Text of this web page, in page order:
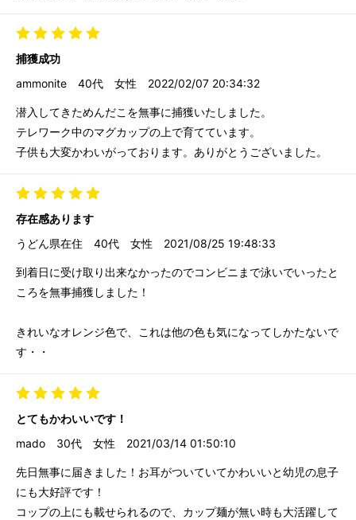
捕獲成功
ammonite
40代 女性 2022/02/07 20:34:32
潜入してきためんだこを無事に捕獲いたしました。
テレワーク中のマグカップの上で育てています。
子供も大変かわいがっております。ありがとうございました。
存在感あります
うどん県在住
40代 女性 2021/08/25 19:48:33
到着日に受け取り出来なかったのでコンビニまで泳いでいったと
ころを無事捕獲しました！
きれいなオレンジ色で、これは他の色も気になってしかたないで
す・・
とてもかわいいです！
mado
30代 女性 2021/03/14 01:50:10
先日無事に届きました！お耳がついていてかわいいと幼児の息子
にも大好評です！
コップの上にも載せられるので、カップ麺が無い時も大活躍して